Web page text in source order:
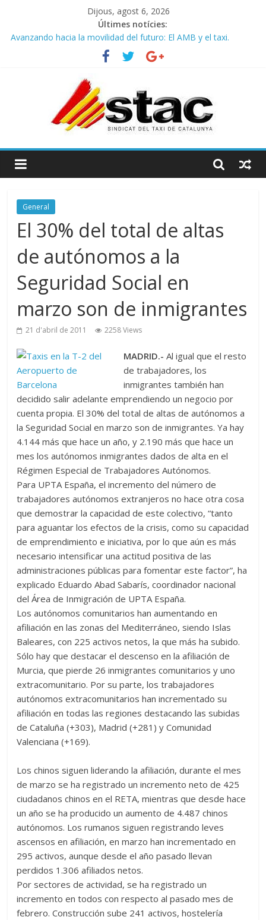
Dijous, agost 6, 2026
Últimes notícies:
Avanzando hacia la movilidad del futuro: El AMB y el taxi.
Programa de Radio TAXI LIBRE 29.07.2026 en COOLTURA FM.
STAC/ATC SOLICITAN TAULA TÈCNICA PARA MEJORAR LA
OPERATIVA DE ENTRADA EN EL PUERTO DE BARCELONA.
Programa de Radio TAXI LIBRE 22.07.2026 en COOLTURA FM.
Edición 385
COMUNICADO CONJUNTO STAC – ATC
General
El 30% del total de altas
de autónomos a la
Seguridad Social en
marzo son de inmigrantes
21 d'abril de 2011 2258 Views
MADRID.-Al igual que el resto
de trabajadores, los
inmigrantes también han
decidido salir adelante emprendiendo un negocio por
cuenta propia. El 30% del total de altas de autónomos a
la Seguridad Social en marzo son de inmigrantes. Ya hay
4.144 más que hace un año, y 2.190 más que hace un
mes los autónomos inmigrantes dados de alta en el
Régimen Especial de Trabajadores Autónomos.
Para UPTA España, el incremento del número de
trabajadores autónomos extranjeros no hace otra cosa
que demostrar la capacidad de este colectivo, “tanto
para aguantar los efectos de la crisis, como su capacidad
de emprendimiento e iniciativa, por lo que aún es más
necesario intensificar una actitud positiva de las
administraciones públicas para fomentar este factor”, ha
explicado Eduardo Abad Sabarís, coordinador nacional
del Área de Inmigración de UPTA España.
Los autónomos comunitarios han aumentando en
afiliación en las zonas del Mediterráneo, siendo Islas
Baleares, con 225 activos netos, la que más ha subido.
Sólo hay que destacar el descenso en la afiliación de
Murcia, que pierde 26 inmigrantes comunitarios y uno
extracomunitario. Por su parte, los trabajadores
autónomos extracomunitarios han incrementado su
afiliación en todas las regiones destacando las subidas
de Cataluña (+303), Madrid (+281) y Comunidad
Valenciana (+169).
Los chinos siguen liderando la afiliación, durante el mes
de marzo se ha registrado un incremento neto de 425
ciudadanos chinos en el RETA, mientras que desde hace
un año se ha producido un aumento de 4.487 chinos
autónomos. Los rumanos siguen registrando leves
ascensos en afiliación, en marzo han incrementado en
295 activos, aunque desde el año pasado llevan
perdidos 1.306 afiliados netos.
Por sectores de actividad, se ha registrado un
incremento en todos con respecto al pasado mes de
febrero. Construcción sube 241 activos, hostelería